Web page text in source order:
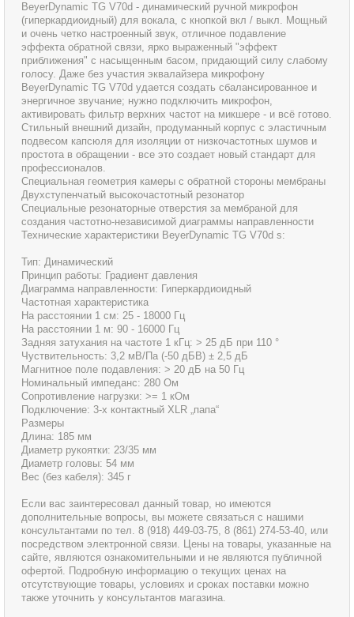
BeyerDynamic TG V70d - динамический ручной микрофон
(гиперкардиоидный) для вокала, с кнопкой вкл / выкл. Мощный
и очень четко настроенный звук, отличное подавление
эффекта обратной связи, ярко выраженный "эффект
приближения" с насыщенным басом, придающий силу слабому
голосу. Даже без участия эквалайзера микрофону
BeyerDynamic TG V70d удается создать сбалансированное и
энергичное звучание; нужно подключить микрофон,
активировать фильтр верхних частот на микшере - и всё готово.
Стильный внешний дизайн, продуманный корпус с эластичным
подвесом капсюля для изоляции от низкочастотных шумов и
простота в обращении - все это создает новый стандарт для
профессионалов.
Специальная геометрия камеры с обратной стороны мембраны
Двухступенчатый высокочастотный резонатор
Специальные резонаторные отверстия за мембраной для
создания частотно-независимой диаграммы направленности
Технические характеристики BeyerDynamic TG V70d s:
Тип: Динамический
Принцип работы: Градиент давления
Диаграмма направленности: Гиперкардиоидный
Частотная характеристика
На расстоянии 1 см: 25 - 18000 Гц
На расстоянии 1 м: 90 - 16000 Гц
Задняя затухания на частоте 1 кГц: > 25 дБ при 110 °
Чуствительность: 3,2 мВ/Па (-50 дБВ) ± 2,5 дБ
Магнитное поле подавления: > 20 дБ на 50 Гц
Номинальный импеданс: 280 Ом
Сопротивление нагрузки: >= 1 кОм
Подключение: 3-х контактный XLR „папа“
Размеры
Длина: 185 мм
Диаметр рукоятки: 23/35 мм
Диаметр головы: 54 мм
Вес (без кабеля): 345 г
Если вас заинтересовал данный товар, но имеются
дополнительные вопросы, вы можете связаться с нашими
консультантами по тел. 8 (918) 449-03-75, 8 (861) 274-53-40, или
посредством электронной связи. Цены на товары, указанные на
сайте, являются ознакомительными и не являются публичной
офертой. Подробную информацию о текущих ценах на
отсутствующие товары, условиях и сроках поставки можно
также уточнить у консультантов магазина.